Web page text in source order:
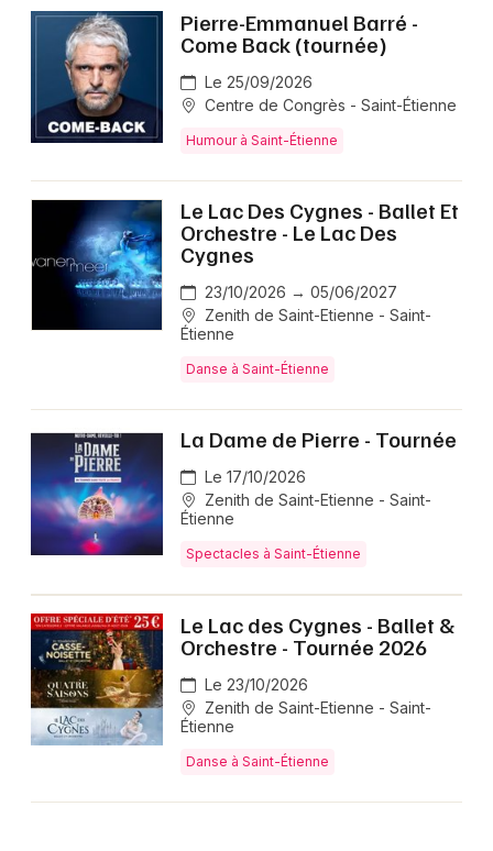
Pierre-Emmanuel Barré -
Come Back (tournée)
Le 25/09/2026
Centre de Congrès - Saint-Étienne
Humour à Saint-Étienne
Le Lac Des Cygnes - Ballet Et
Orchestre - Le Lac Des
Cygnes
23/10/2026 → 05/06/2027
Zenith de Saint-Etienne - Saint-
Étienne
Danse à Saint-Étienne
La Dame de Pierre - Tournée
Le 17/10/2026
Zenith de Saint-Etienne - Saint-
Étienne
Spectacles à Saint-Étienne
Le Lac des Cygnes - Ballet &
Orchestre - Tournée 2026
Le 23/10/2026
Zenith de Saint-Etienne - Saint-
Étienne
Danse à Saint-Étienne